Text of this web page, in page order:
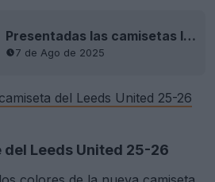
Presentadas las camisetas local, visitante y tercera del Leeds United 25-26
7 de Ago de 2025
del Leeds United 25-26
Leeds United 25-26